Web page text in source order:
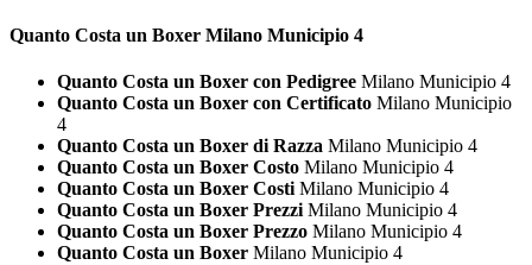
Quanto Costa un Boxer Milano Municipio 4
Quanto Costa un Boxer con Pedigree Milano Municipio 4
Quanto Costa un Boxer con Certificato Milano Municipio
4
Quanto Costa un Boxer di Razza Milano Municipio 4
Quanto Costa un Boxer Costo Milano Municipio 4
Quanto Costa un Boxer Costi Milano Municipio 4
Quanto Costa un Boxer Prezzi Milano Municipio 4
Quanto Costa un Boxer Prezzo Milano Municipio 4
Quanto Costa un Boxer Milano Municipio 4